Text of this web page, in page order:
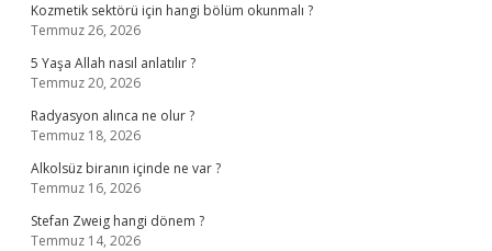
Kozmetik sektörü için hangi bölüm okunmalı ?
Temmuz 26, 2026
5 Yaşa Allah nasıl anlatılır ?
Temmuz 20, 2026
Radyasyon alınca ne olur ?
Temmuz 18, 2026
Alkolsüz biranın içinde ne var ?
Temmuz 16, 2026
Stefan Zweig hangi dönem ?
Temmuz 14, 2026